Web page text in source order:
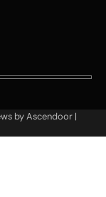
byAscendoor |